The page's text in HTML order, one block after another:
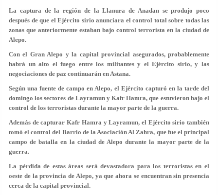
La captura de la región de la Llanura de Anadan se produjo poco
después de que el Ejército sirio anunciara el control total sobre todas las
zonas que anteriormente estaban bajo control terrorista en la ciudad de
Alepo.
Con el Gran Alepo y la capital provincial asegurados, probablemente
habrá un alto el fuego entre los militantes y el Ejército sirio, y las
negociaciones de paz continuarán en Astana.
Según una fuente de campo en Alepo, el Ejército capturó en la tarde del
domingo los sectores de Layramun y Kafr Hamra, que estuvieron bajo el
control de los terroristas durante la mayor parte de la guerra.
Además de capturar Kafr Hamra y Layramun, el Ejército sirio también
tomó el control del Barrio de la Asociación Al Zahra, que fue el principal
campo de batalla en la ciudad de Alepo durante la mayor parte de la
guerra.
La pérdida de estas áreas será devastadora para los terroristas en el
oeste de la provincia de Alepo, ya que ahora se encuentran sin presencia
cerca de la capital provincial.